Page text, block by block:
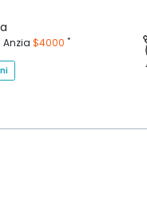
Anzia $4000 *